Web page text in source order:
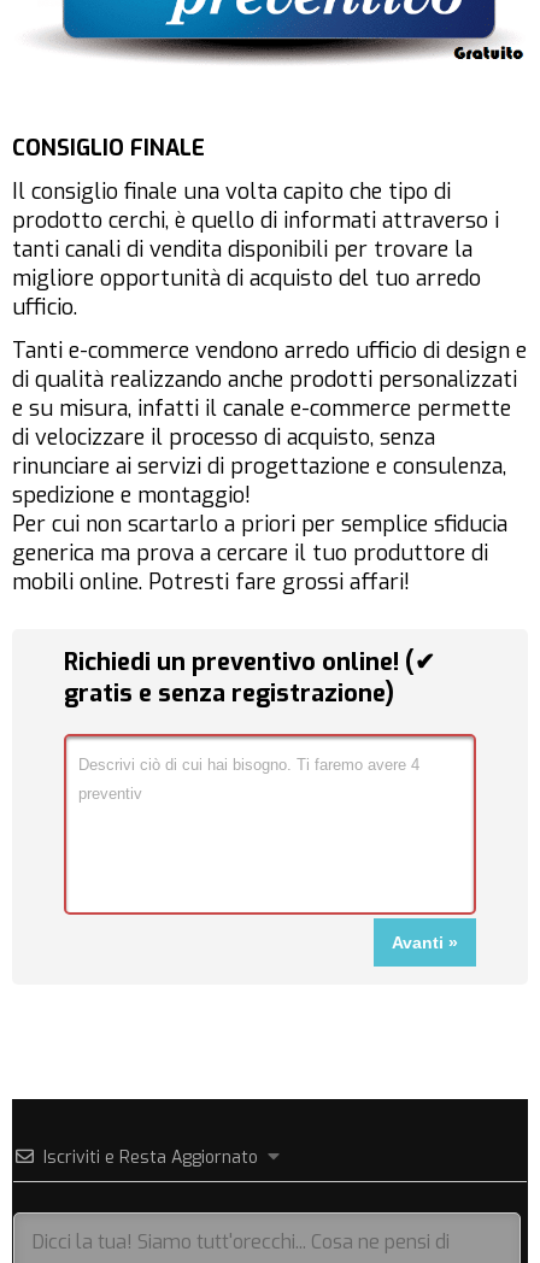
CONSIGLIO FINALE
Il consiglio finale una volta capito che tipo di
prodotto cerchi, è quello di informati attraverso i
tanti canali di vendita disponibili per trovare la
migliore opportunità di acquisto del tuo arredo
ufficio.
Tanti e-commerce vendono arredo ufficio di design e
di qualità realizzando anche prodotti personalizzati
e su misura, infatti il canale e-commerce permette
di velocizzare il processo di acquisto, senza
rinunciare ai servizi di progettazione e consulenza,
spedizione e montaggio!
Per cui non scartarlo a priori per semplice sfiducia
generica ma prova a cercare il tuo produttore di
mobili online. Potresti fare grossi affari!
Richiedi un preventivo online! (✔
gratis e senza registrazione)
Iscriviti e Resta Aggiornato